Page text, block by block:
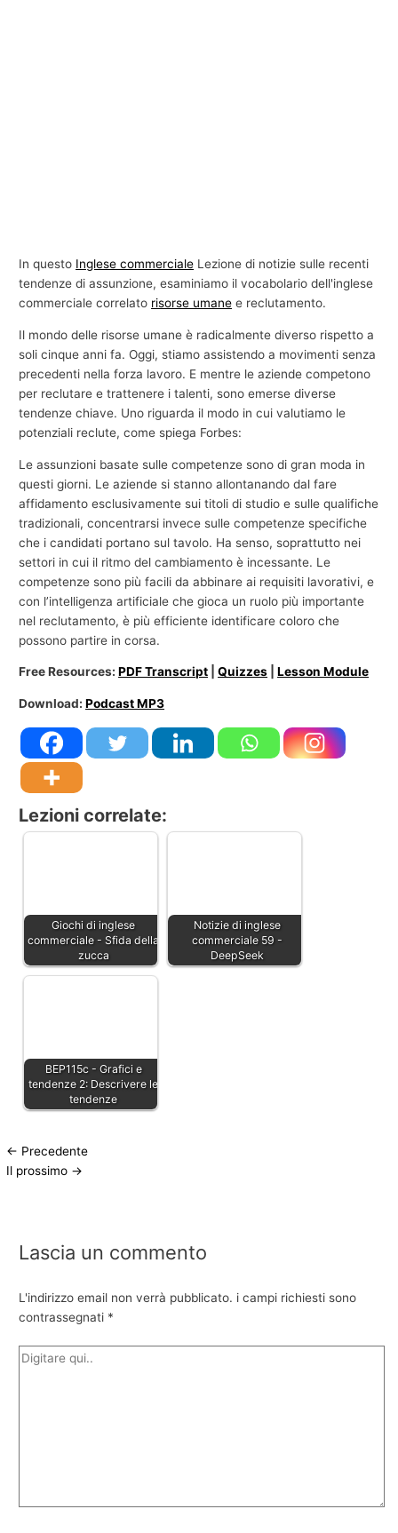
In questo Inglese commerciale Lezione di notizie sulle recenti
tendenze di assunzione, esaminiamo il vocabolario dell'inglese
commerciale correlato risorse umane e reclutamento.
Il mondo delle risorse umane è radicalmente diverso rispetto a
soli cinque anni fa. Oggi, stiamo assistendo a movimenti senza
precedenti nella forza lavoro. E mentre le aziende competono
per reclutare e trattenere i talenti, sono emerse diverse
tendenze chiave. Uno riguarda il modo in cui valutiamo le
potenziali reclute, come spiega Forbes:
Le assunzioni basate sulle competenze sono di gran moda in
questi giorni. Le aziende si stanno allontanando dal fare
affidamento esclusivamente sui titoli di studio e sulle qualifiche
tradizionali, concentrarsi invece sulle competenze specifiche
che i candidati portano sul tavolo. Ha senso, soprattutto nei
settori in cui il ritmo del cambiamento è incessante. Le
competenze sono più facili da abbinare ai requisiti lavorativi, e
con l’intelligenza artificiale che gioca un ruolo più importante
nel reclutamento, è più efficiente identificare coloro che
possono partire in corsa.
Free Resources:PDF Transcript |Quizzes |Lesson Module
Download:Podcast MP3
Lezioni correlate:
Giochi di inglese
commerciale - Sfida della
zucca
Notizie di inglese
commerciale 59 -
DeepSeek
BEP115c - Grafici e
tendenze 2: Descrivere le
tendenze
← Precedente
Il prossimo →
Lascia un commento
L'indirizzo email non verrà pubblicato. i campi richiesti sono
contrassegnati *